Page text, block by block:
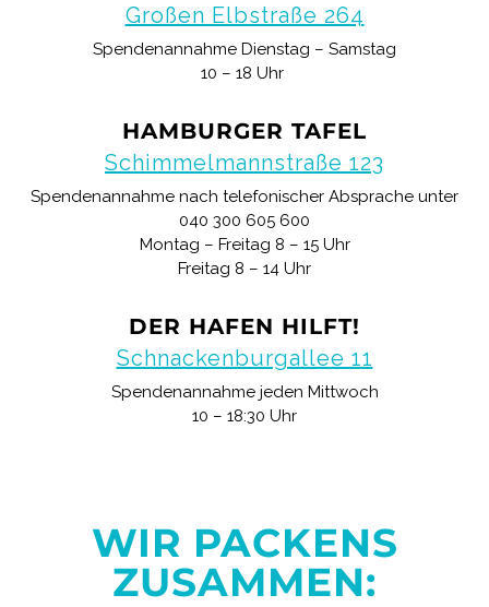
Großen Elbstraße 264
Spendenannahme Dienstag – Samstag
10 – 18 Uhr
HAMBURGER TAFEL
Schimmelmannstraße 123
Spendenannahme nach telefonischer Absprache unter
040 300 605 600
Montag – Freitag 8 – 15 Uhr
Freitag 8 – 14 Uhr
DER HAFEN HILFT!
Schnackenburgallee 11
Spendenannahme jeden Mittwoch
10 – 18:30 Uhr
WIR PACKENS
ZUSAMMEN: